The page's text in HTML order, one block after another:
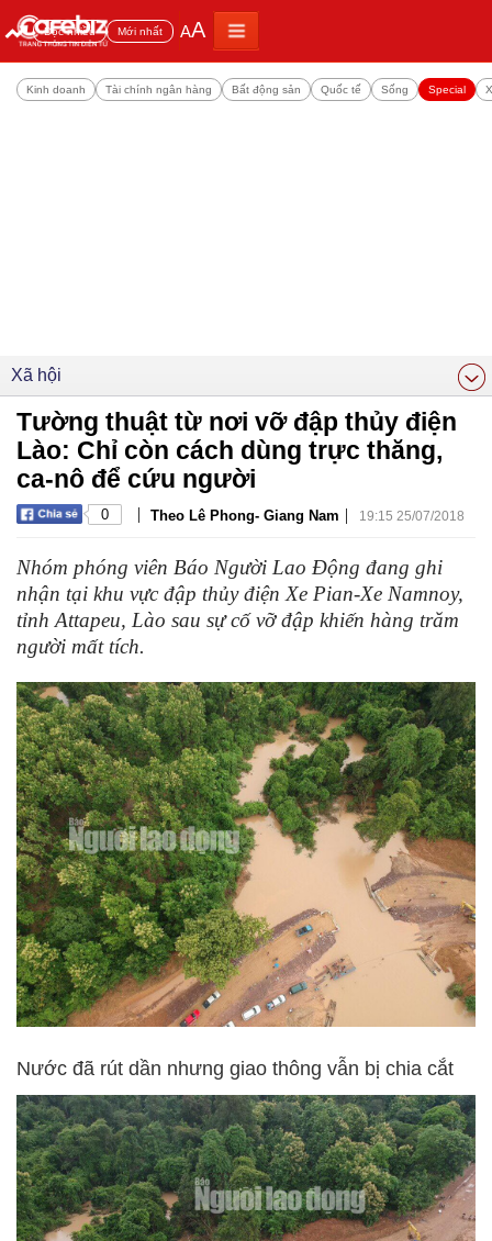
Đọc nhiều Mới nhất AA
Kinh doanh Tài chính ngân hàng Bất động sản Quốc tế Sống Special
Xã hội
Tường thuật từ nơi vỡ đập thủy điện
Lào: Chỉ còn cách dùng trực thăng,
ca-nô để cứu người
0 | Theo Lê Phong- Giang Nam | 19:15 25/07/2018
Nhóm phóng viên Báo Người Lao Động đang ghi
nhận tại khu vực đập thủy điện Xe Pian-Xe Namnoy,
tỉnh Attapeu, Lào sau sự cố vỡ đập khiến hàng trăm
người mất tích.
Nước đã rút dần nhưng giao thông vẫn bị chia cắt